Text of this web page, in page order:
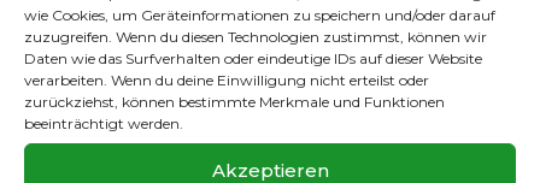
wie Cookies, um Geräteinformationen zu speichern und/oder darauf
zuzugreifen. Wenn du diesen Technologien zustimmst, können wir
Daten wie das Surfverhalten oder eindeutige IDs auf dieser Website
verarbeiten. Wenn du deine Einwilligung nicht erteilst oder
zurückziehst, können bestimmte Merkmale und Funktionen
beeinträchtigt werden.
Akzeptieren
zur 65. Minute führte der SCG, bevor den
Hausherren der Ausgleich zum 1:1 gelang.
An diesem Ergebnis änderte sich auch bis
zum Schlusspfiff nichts mehr....
Weiterlesen